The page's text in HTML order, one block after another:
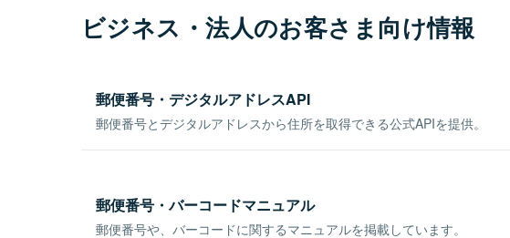
ビジネス・法人のお客さま向け情報
郵便番号・デジタルアドレスAPI
郵便番号とデジタルアドレスから住所を取得できる公式APIを提供。
郵便番号・バーコードマニュアル
郵便番号や、バーコードに関するマニュアルを掲載しています。